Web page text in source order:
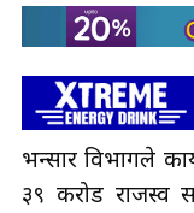
भन्सार विभागले
३९ करोड राजस्व